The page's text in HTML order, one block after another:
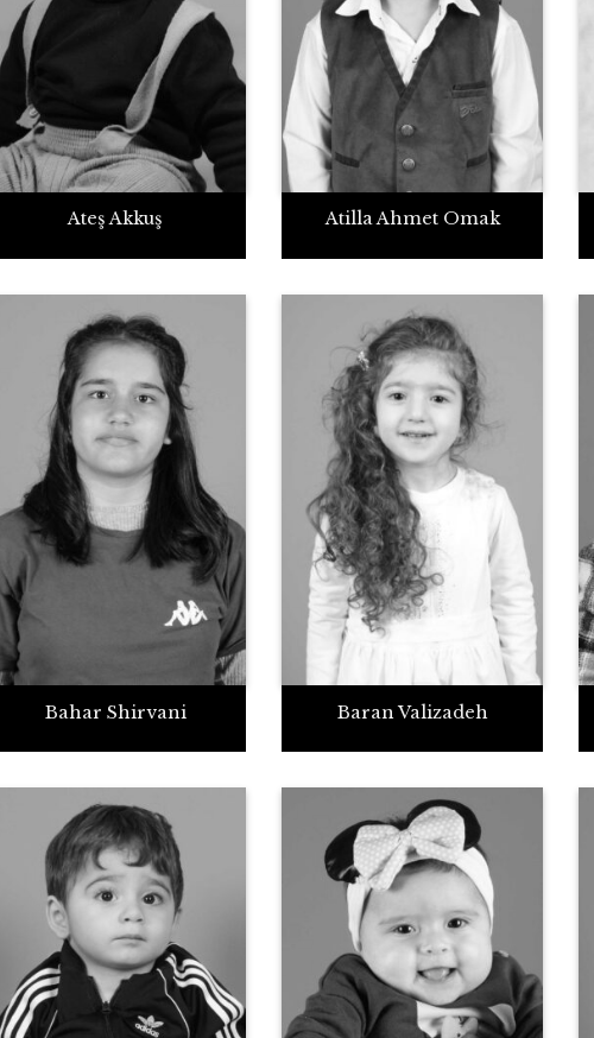
Ateş Akkuş Atilla Ahmet Omak
Bahar Shirvani Baran Valizadeh